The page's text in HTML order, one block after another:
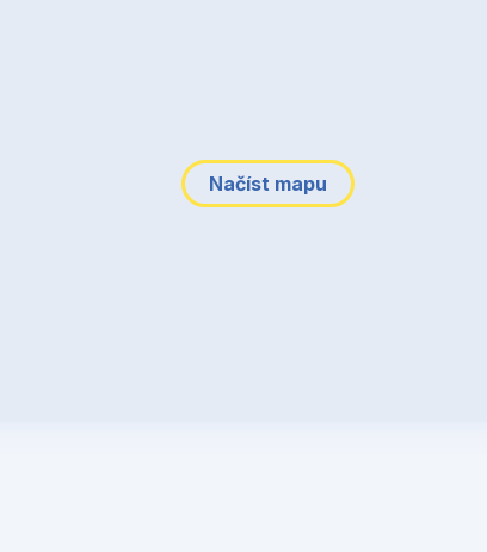
Načíst mapu